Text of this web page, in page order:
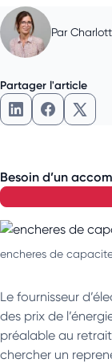
Par
Partager l'article
Besoin d’un
encheres de
Le fournisseur
des prix de
préalable au
chercher un